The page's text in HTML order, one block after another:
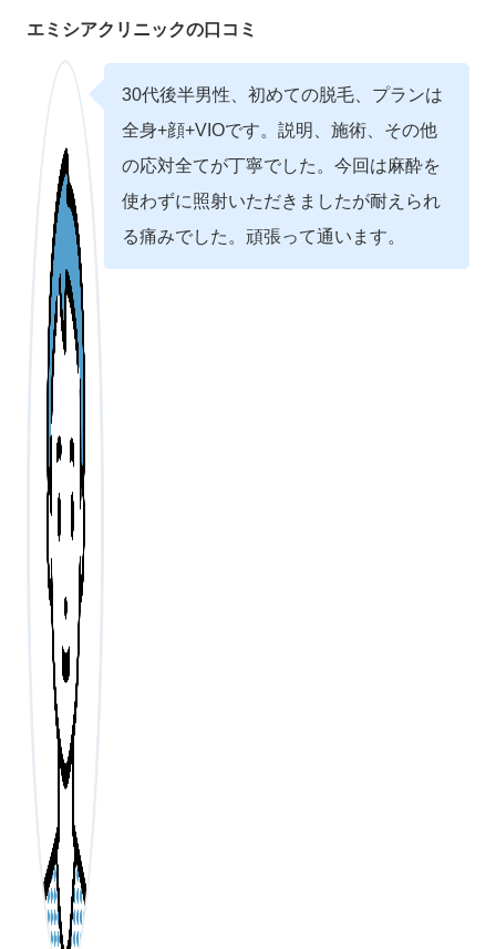
エミシアクリニックの口コミ
30代後半男性、初めての脱毛、プランは
全身+顔+VIOです。説明、施術、その他
の応対全てが丁寧でした。今回は麻酔を
使わずに照射いただきましたが耐えられ
る痛みでした。頑張って通います。